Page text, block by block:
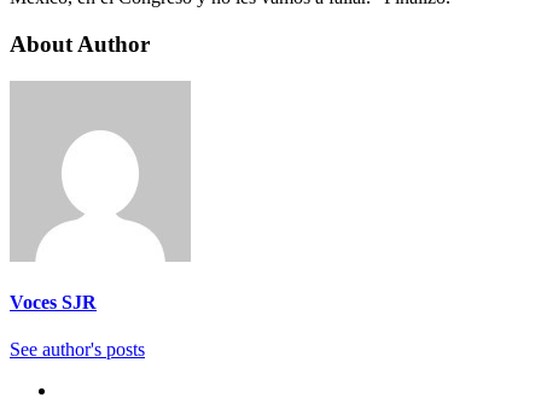
About Author
Voces SJR
See author's posts